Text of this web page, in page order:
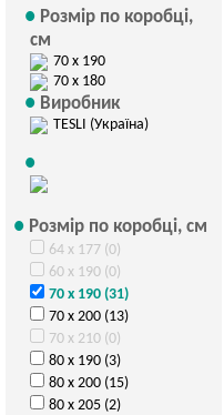
Розмір по коробці,
см
70 х 190
70 х 180
Виробник
TESLI (Україна)
Розмір по коробці, см
64 х 177 (0)
60 х 190 (0)
70 х 190 (31)
70 х 200 (13)
70 х 210 (0)
80 х 190 (3)
80 х 200 (15)
80 х 205 (2)